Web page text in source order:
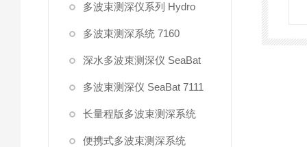
多波束测深仪系列 Hydro
多波束测深系统 7160
深水多波束测深仪 SeaBat
多波束测深仪 SeaBat 7111
长量程版多波束测深系统
便携式多波束测深系统